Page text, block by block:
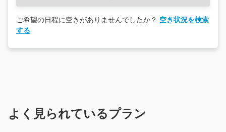
ご希望の日程に空きがありませんでしたか？ 空き状況を検索
する
よく見られているプラン